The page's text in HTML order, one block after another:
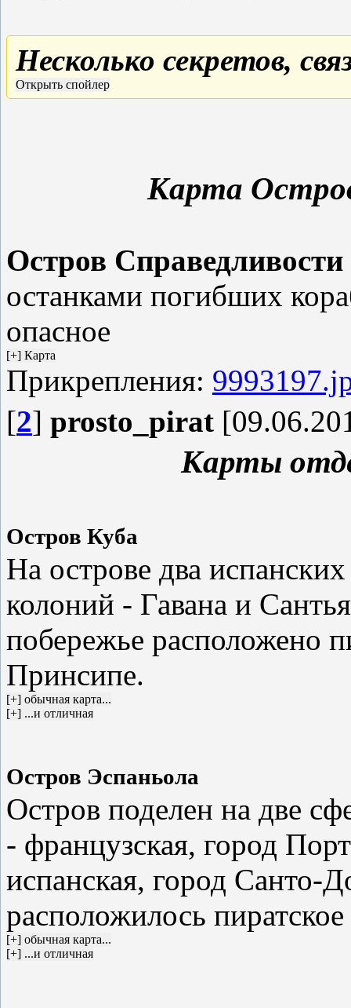
Несколько секретов,
Карта
Остров Справедливости
останками погибших
опасное
Прикрепления:
[2] prosto_pirat
Карты
Остров Куба
На острове два
колоний - Гавана и
побережье расположено
Принсипе.
Остров Эспаньола
Остров поделен на две
- французская, город
испанская, город Санто-
расположилось